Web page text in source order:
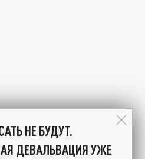
НЕ БУДУТ.
ДЕВАЛЬВАЦИЯ УЖЕ